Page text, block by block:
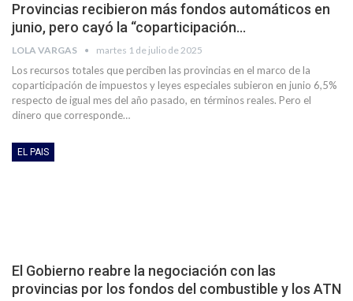
Provincias recibieron más fondos automáticos en
junio, pero cayó la “coparticipación…
LOLA VARGAS martes 1 de julio de 2025
Los recursos totales que perciben las provincias en el marco de la
coparticipación de impuestos y leyes especiales subieron en junio 6,5%
respecto de igual mes del año pasado, en términos reales. Pero el
dinero que corresponde…
EL PAIS
El Gobierno reabre la negociación con las
provincias por los fondos del combustible y los ATN